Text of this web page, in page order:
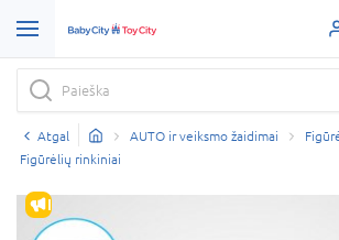
Atgal AUTO ir veiksmo žaidimai
Figūrėlių rinkiniai
IŠPARDAVIMAS